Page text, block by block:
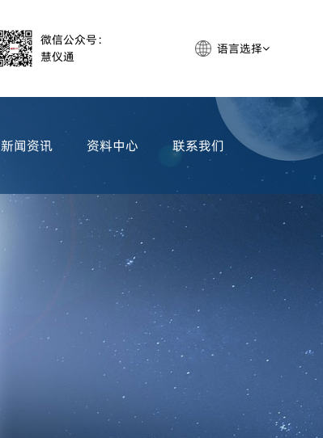
微信公众号：
慧仪通
语言选择
新闻资讯 资料中心 联系我们